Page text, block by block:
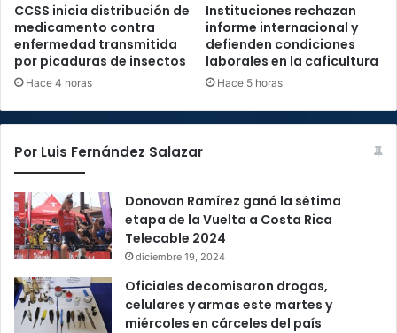
CCSS inicia distribución de
medicamento contra
enfermedad transmitida
por picaduras de insectos
Hace 4 horas
Instituciones rechazan
informe internacional y
defienden condiciones
laborales en la caficultura
Hace 5 horas
Por Luis Fernández Salazar
Donovan Ramírez ganó la sétima
etapa de la Vuelta a Costa Rica
Telecable 2024
diciembre 19, 2024
Oficiales decomisaron drogas,
celulares y armas este martes y
miércoles en cárceles del país